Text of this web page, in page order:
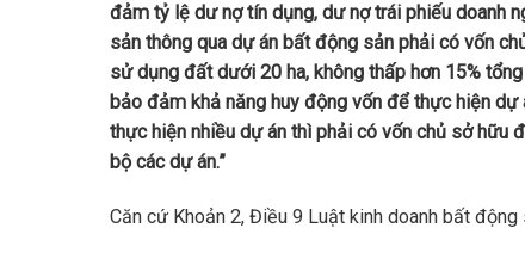
đảm tỷ lệ dư nợ tín dụng, dư nợ trái phiếu doanh
sản thông qua dự án bất động sản phải có vốn
sử dụng đất dưới 20 ha, không thấp hơn 15%
bảo đảm khả năng huy động vốn để thực hiện
thực hiện nhiều dự án thì phải có vốn chủ sở hữu
bộ các dự án.”
Căn cứ Khoản 2, Điều 9 Luật kinh doanh bất động